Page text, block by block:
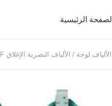
الصفحة الرئيسية
ODF الألياف لوحة / الألياف البصرية الإغلاق